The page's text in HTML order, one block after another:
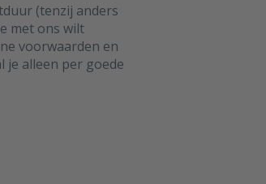
(tenzij anders
met ons wilt
voorwaarden en
je alleen per goede